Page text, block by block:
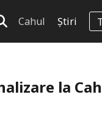
Cahul Știri
la